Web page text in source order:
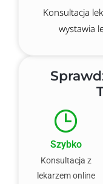
Szybko
Konsultacja z
lekarzem online
Konsultacja
wystawia